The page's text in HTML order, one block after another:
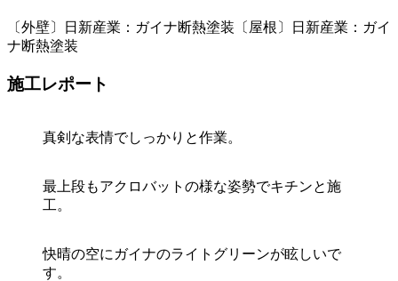
〔外壁〕日新産業：ガイナ断熱塗装〔屋根〕日新産業：ガイ
ナ断熱塗装
施工レポート
真剣な表情でしっかりと作業。
最上段もアクロバットの様な姿勢でキチンと施
工。
快晴の空にガイナのライトグリーンが眩しいで
す。